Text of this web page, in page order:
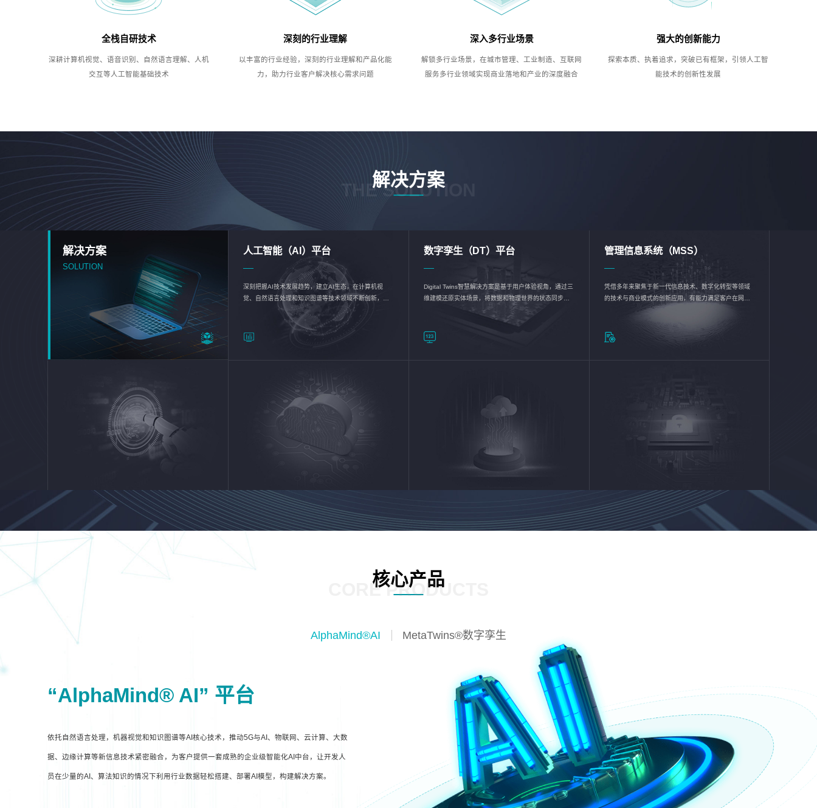
全栈自研技术
深耕计算机视觉、语音识别、自然语言理解、人机
交互等人工智能基础技术
深刻的行业理解
以丰富的行业经验，深刻的行业理解和产品化能
力，助力行业客户解决核心需求问题
深入多行业场景
解锁多行业场景，在城市管理、工业制造、互联网
服务多行业领域实现商业落地和产业的深度融合
强大的创新能力
探索本质、执着追求，突破已有框架，引领人工智
能技术的创新性发展
解决方案
THE SOLUTION
解决方案
SOLUTION
人工智能（AI）平台
深刻把握AI技术发展趋势，建立AI生态，在计算机视
觉、自然语言处理和知识图谱等技术领域不断创新，持
续优化企业数智化转型加速器—AlphaMind®AI能力开放
数字孪生（DT）平台
Digital Twins智慧解决方案是基于用户体验视角，通过三
维建模还原实体场景，将数据和物理世界的状态同步呈
现，使用户对关键数据有更直观的感受，推动各行业完
成智能化转型，实现新旧动能的转换
管理信息系统（MSS）
凭借多年来聚焦于新一代信息技术、数字化转型等领域
的技术与商业模式的创新应用，有能力满足客户在网络
优化、运营维护和信息安全防护等方面的需求，为客户
核心产品
CORE PRODUCTS
AlphaMind®AI MetaTwins®数字孪生
“AlphaMind® AI” 平台
依托自然语言处理，机器视觉和知识图谱等AI核心技术，推动5G与AI、物联网、云计算、大数
据、边缘计算等新信息技术紧密融合，为客户提供一套成熟的企业级智能化AI中台，让开发人
员在少量的AI、算法知识的情况下利用行业数据轻松搭建、部署AI模型，构建解决方案。